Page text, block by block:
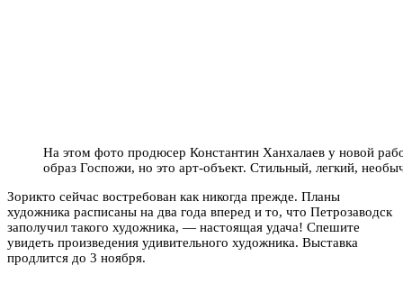
На этом фото продюсер Константин Ханхалаев у новой
образ Госпожи, но это арт-объект. Стильный, легкий,
Зорикто сейчас востребован как никогда прежде. Планы
художника расписаны на два года вперед и то, что Петрозаводск
заполучил такого художника, — настоящая удача! Спешите
увидеть произведения удивительного художника. Выставка
продлится до 3 ноября.